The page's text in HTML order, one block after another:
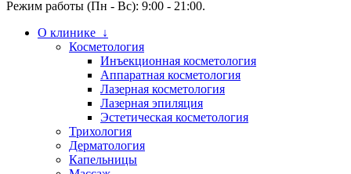
Режим работы (Пн - Вс): 9:00 - 21:00.
О клинике ↓
Косметология
Инъекционная косметология
Аппаратная косметология
Лазерная косметология
Лазерная эпиляция
Эстетическая косметология
Трихология
Дерматология
Капельницы